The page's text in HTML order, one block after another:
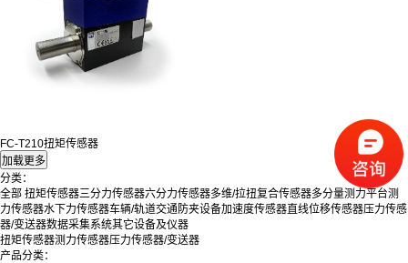
FC-T210扭矩传感器
分类：
全部 扭矩传感器三分力传感器六分力传感器多维/拉扭复合传感器多分量测力平台测
力传感器水下力传感器车辆/轨道交通防夹设备加速度传感器直线位移传感器压力传感
器/变送器数据采集系统其它设备及仪器
扭矩传感器测力传感器压力传感器/变送器
产品分类：